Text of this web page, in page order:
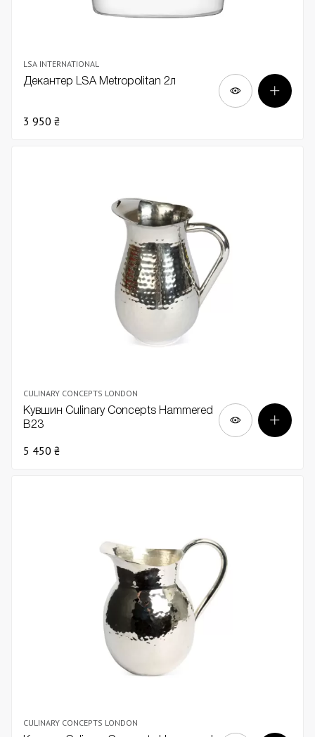
LSA INTERNATIONAL
Декантер LSA Metropolitan 2л
3 950 ₴
CULINARY CONCEPTS LONDON
Кувшин Culinary Concepts Hammered
В23
5 450 ₴
CULINARY CONCEPTS LONDON